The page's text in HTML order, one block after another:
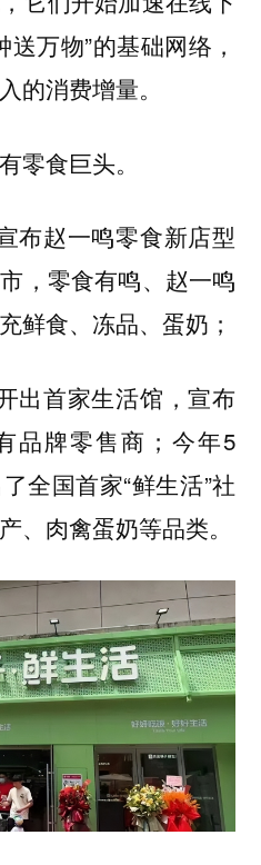
万物”的基础网络，
的消费增量。
零食巨头。
布赵一鸣零食新店型
，零食有鸣、赵一鸣
鲜食、冻品、蛋奶；
出首家生活馆，宣布
品牌零售商；今年5
全国首家“鲜生活”社
、肉禽蛋奶等品类。